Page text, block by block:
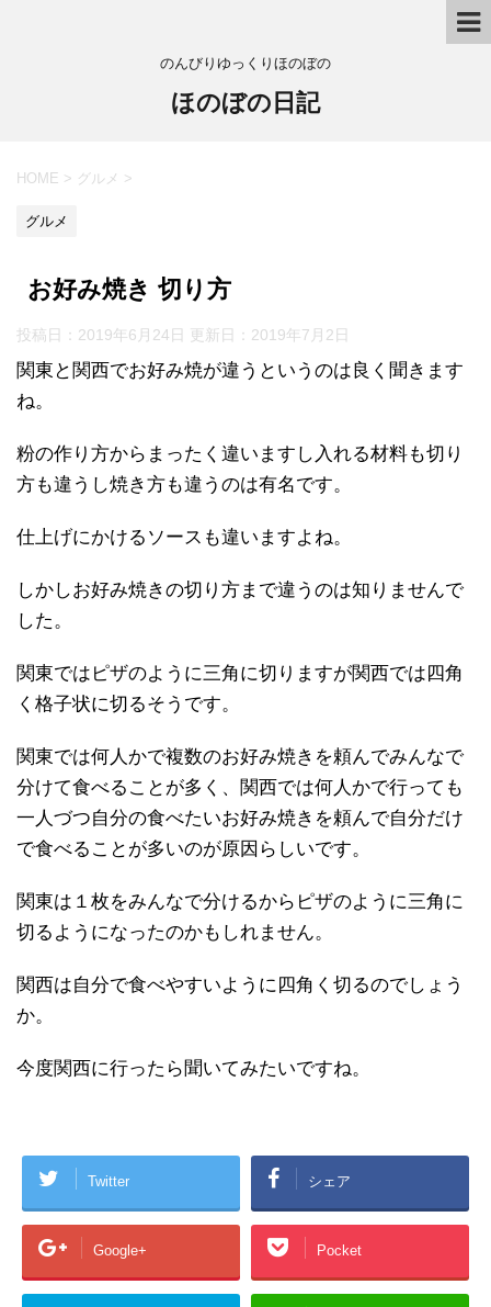
のんびりゆっくりほのぼの
ほのぼの日記
HOME > グルメ >
グルメ
お好み焼き 切り方
投稿日：2019年6月24日 更新日： 2019年7月2日
関東と関西でお好み焼が違うというのは良く聞きます
ね。
粉の作り方からまったく違いますし入れる材料も切り
方も違うし焼き方も違うのは有名です。
仕上げにかけるソースも違いますよね。
しかしお好み焼きの切り方まで違うのは知りませんで
した。
関東ではピザのように三角に切りますが関西では四角
く格子状に切るそうです。
関東では何人かで複数のお好み焼きを頼んでみんなで
分けて食べることが多く、関西では何人かで行っても
一人づつ自分の食べたいお好み焼きを頼んで自分だけ
で食べることが多いのが原因らしいです。
関東は１枚をみんなで分けるからピザのように三角に
切るようになったのかもしれません。
関西は自分で食べやすいように四角く切るのでしょう
か。
今度関西に行ったら聞いてみたいですね。
Twitter シェア
Google+ Pocket